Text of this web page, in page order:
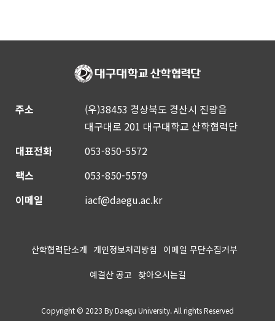
주소
대표전화
팩스
이메일
(우)38453 경상북도 경산시 진량읍
대구대로 201 대구대학교 산학협력단
053-850-5572
053-850-5579
iacf@daegu.ac.kr
산학협력단소개 개인정보처리방침 이메일 무단수집거부
예결산 공고 찾아오시는길
Copyright © 2023 By Daegu University. All rights Reserved